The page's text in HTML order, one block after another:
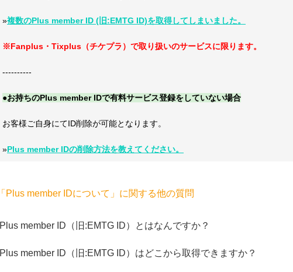
»複数のPlus member ID (旧:EMTG ID)を取得してしまいました。
※Fanplus・Tixplus（チケプラ）で取り扱いのサービスに限ります。
----------
●お持ちのPlus member IDで有料サービス登録をしていない場合
お客様ご自身にてID削除が可能となります。
»Plus member IDの削除方法を教えてください。
「Plus member IDについて」に関する他の質問
Plus member ID（旧:EMTG ID）とはなんですか？
Plus member ID（旧:EMTG ID）はどこから取得できますか？